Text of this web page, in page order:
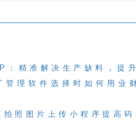
：精准解决生产缺料，提
管理软件选择时如何用业
拍照图片上传小程序提高码